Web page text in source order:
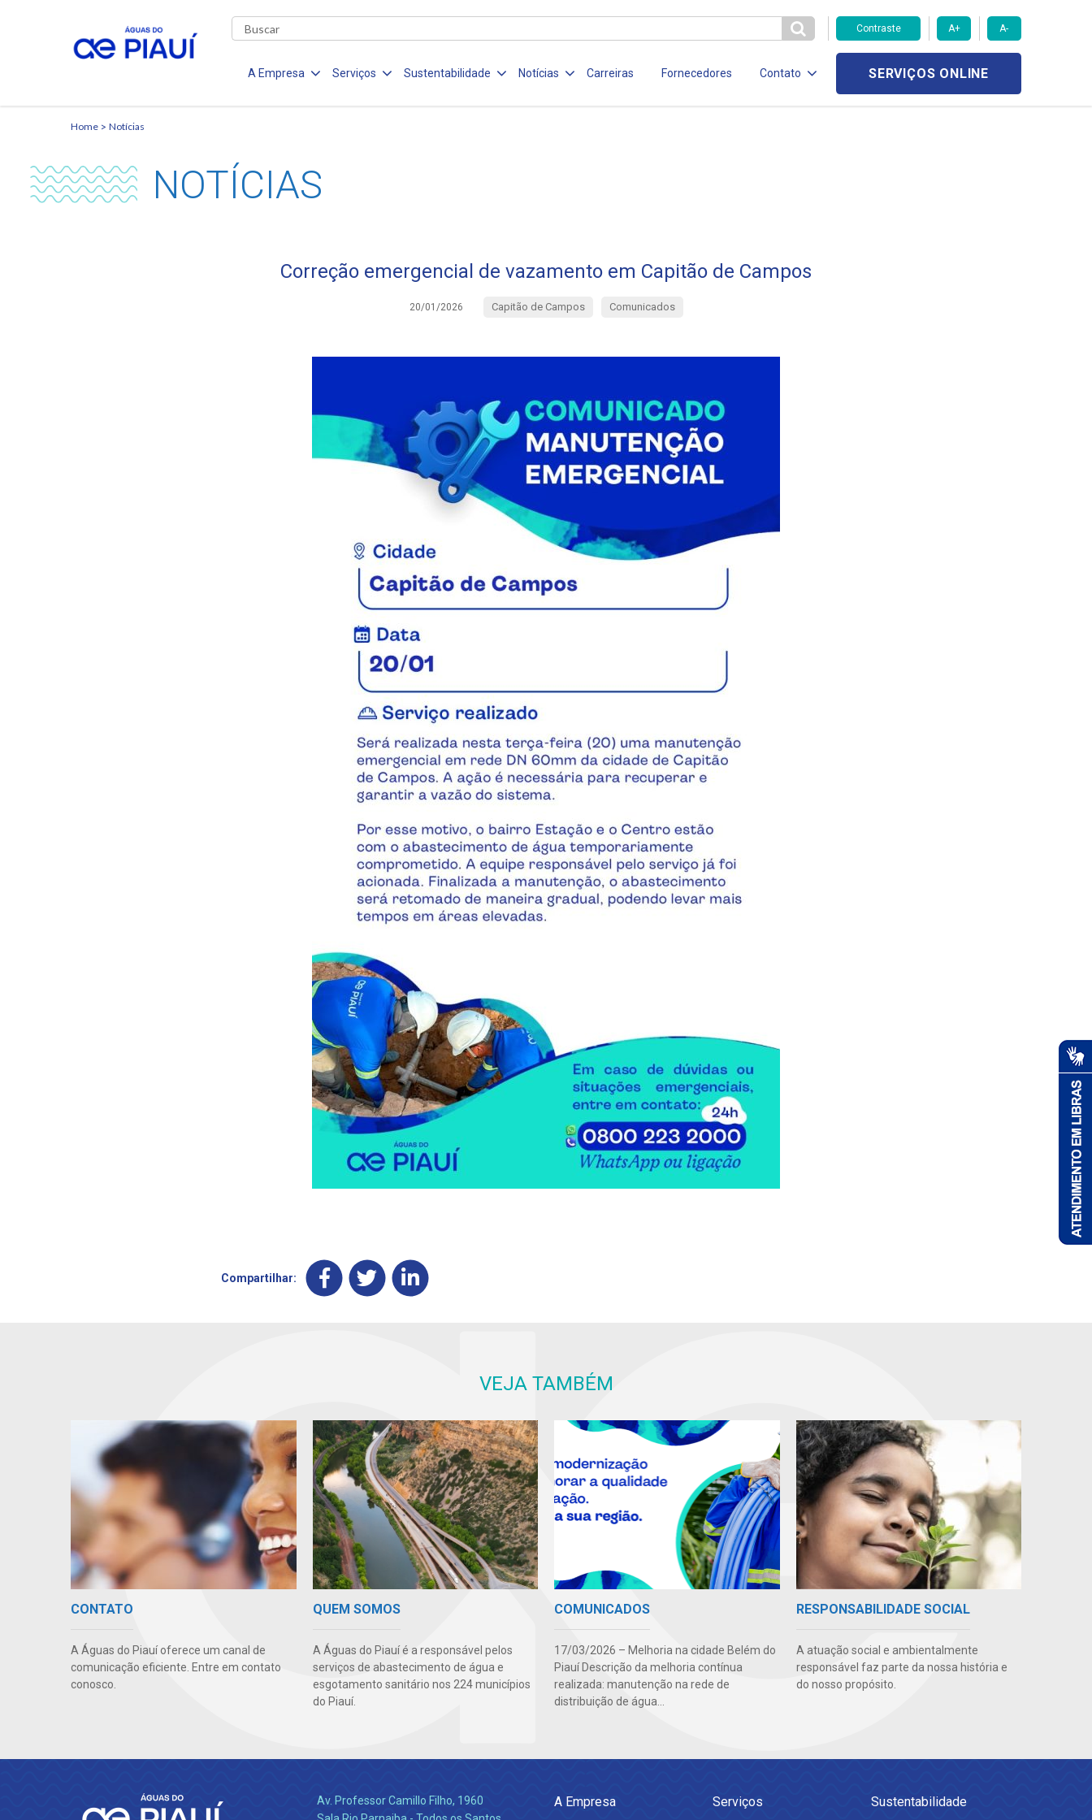
Contraste A+ A-
A Empresa Serviços Sustentabilidade Notícias Carreiras Fornecedores Contato SERVIÇOS ONLINE
Home Notícias
NOTÍCIAS
Correção emergencial de vazamento em Capitão de Campos
20/01/2026 Capitão de Campos Comunicados
Compartilhar:
VEJA TAMBÉM
CONTATO
A Águas do Piauí oferece um canal de
comunicação eficiente. Entre em contato
conosco.
QUEM SOMOS
A Águas do Piauí é a responsável pelos
serviços de abastecimento de água e
esgotamento sanitário nos 224 municípios
do Piauí.
COMUNICADOS
17/03/2026 – Melhoria na cidade Belém do
Piauí Descrição da melhoria contínua
realizada: manutenção na rede de
distribuição de água...
RESPONSABILIDADE SOCIAL
A atuação social e ambientalmente
responsável faz parte da nossa história e
do nosso propósito.
Av. Professor Camillo Filho, 1960
A Empresa Serviços Sustentabilidade